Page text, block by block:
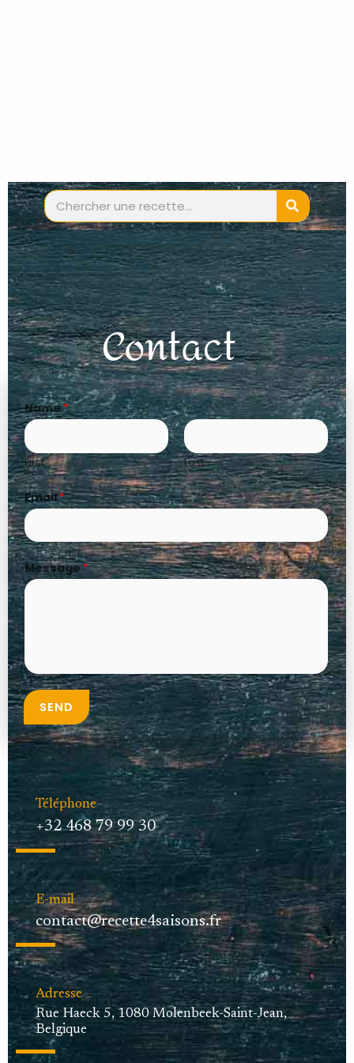
SEARCH
Contact
Téléphone
+32 468 79 99 30
E-mail
contact@recette4saisons.fr
Adresse
Rue Haeck 5, 1080 Molenbeek-Saint-Jean,
Belgique
Name*
First Last
Email*
Message*
SEND